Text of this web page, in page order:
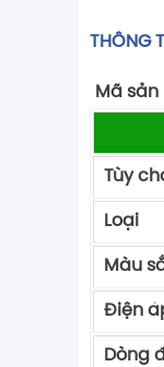
THÔNG
Mã sản
Tùy
Loại
Màu
Dòng